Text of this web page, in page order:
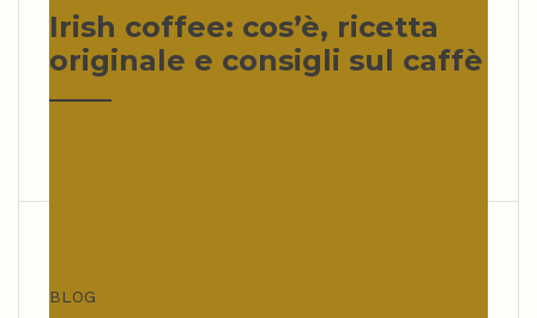
Irish coffee: cos’è, ricetta
originale e consigli sul caffè
BLOG